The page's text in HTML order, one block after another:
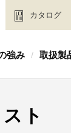
カタログ
強み / 取扱製
ト